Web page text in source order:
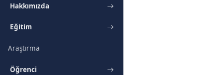
Hakkımızda
Eğitim
Araştırma
Öğrenci